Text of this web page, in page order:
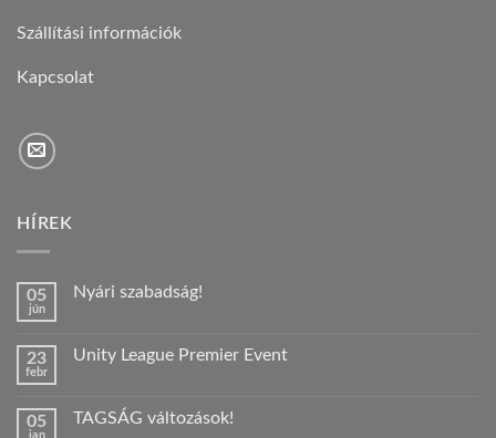
Szállítási információk
Kapcsolat
HÍREK
05
jún
Nyári szabadság!
Nyári
23
febr
Unity League Premier Event
Unity
05
jan
TAGSÁG változások!